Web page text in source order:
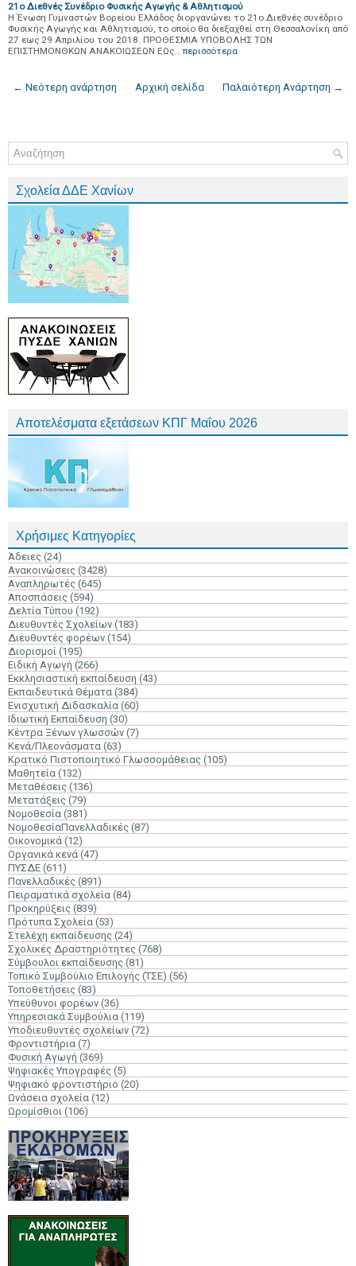
21ο Διεθνές Συνέδριο Φυσικής Αγωγής & Αθλητισμού
Η Ένωση Γυμναστών Βορείου Ελλάδος διοργανώνει το 21ο Διεθνές συνέδριο
Φυσικής Αγωγής και Αθλητισμού, το οποίο θα διεξαχθεί στη Θεσσαλονίκη από
27 εως 29 Απριλίου του 2018. ΠΡΟΘΕΣΜΙΑ ΥΠΟΒΟΛΗΣ ΤΩΝ
ΕΠΙΣΤΗΜΟΝΘΚΩΝ ΑΝΑΚΟΙΩΣΕΩΝ ΕΩς… περισσότερα
← Νεότερη ανάρτηση Παλαιότερη Ανάρτηση →
Αρχική σελίδα
Σχολεία ΔΔΕ Χανίων
Αποτελέσματα εξετάσεων ΚΠΓ Μαΐου 2026
Χρήσιμες Κατηγορίες
Άδειες (24)
Ανακοινώσεις (3428)
Αναπληρωτές (645)
Αποσπάσεις (594)
Δελτία Τύπου (192)
Διευθυντές Σχολείων (183)
Διευθυντές φορέων (154)
Διορισμοί (195)
Ειδική Αγωγή (266)
Εκκλησιαστική εκπαίδευση (43)
Εκπαιδευτικά Θέματα (384)
Ενισχυτική Διδασκαλία (60)
Ιδιωτική Εκπαίδευση (30)
Κέντρα Ξένων γλωσσών (7)
Κενά/Πλεονάσματα (63)
Κρατικό Πιστοποιητικό Γλωσσομάθειας (105)
Μαθητεία (132)
Μεταθέσεις (136)
Μετατάξεις (79)
Νομοθεσία (381)
ΝομοθεσίαΠανελλαδικές (87)
Οικονομικά (12)
Οργανικά κενά (47)
ΠΥΣΔΕ (611)
Πανελλαδικές (891)
Πειραματικά σχολεία (84)
Προκηρύξεις (839)
Πρότυπα Σχολεία (53)
Στελέχη εκπαίδευσης (24)
Σχολικές Δραστηριότητες (768)
Σύμβουλοι εκπαίδευσης (81)
Τοπικό Συμβούλιο Επιλογής (ΤΣΕ) (56)
Τοποθετήσεις (83)
Υπεύθυνοι φορέων (36)
Υπηρεσιακά Συμβούλια (119)
Υποδιευθυντές σχολείων (72)
Φροντιστήρια (7)
Φυσική Αγωγή (369)
Ψηφιακές Υπογραφές (5)
Ψηφιακό φροντιστήριο (20)
Ωνάσεια σχολεία (12)
Ωρομίσθιοι (106)